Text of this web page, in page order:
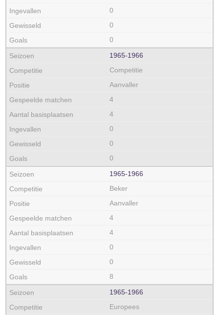
0
0
0
1965‑1966
Competitie
Aanvaller
4
4
0
0
0
1965‑1966
Beker
Aanvaller
4
4
0
0
8
1965‑1966
Europees